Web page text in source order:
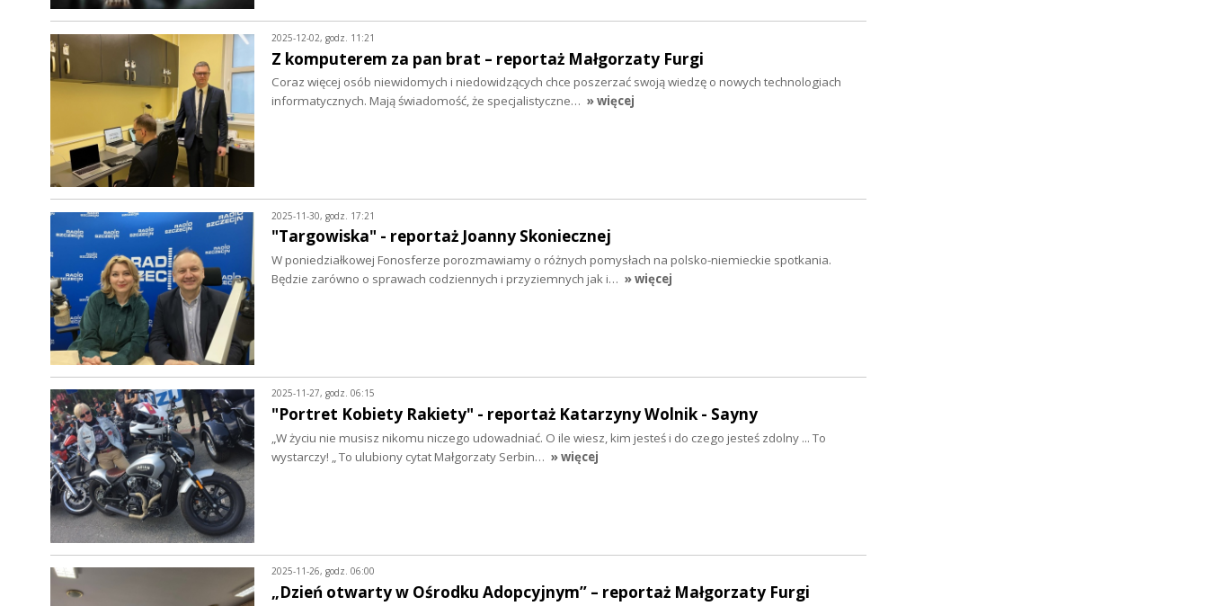
2025-12-02, godz. 11:21
Z komputerem za pan brat – reportaż Małgorzaty Furgi
Coraz więcej osób niewidomych i niedowidzących chce poszerzać swoją wiedzę o nowych technologiach
informatycznych. Mają świadomość, że specjalistyczne… » więcej
2025-11-30, godz. 17:21
"Targowiska" - reportaż Joanny Skoniecznej
W poniedziałkowej Fonosferze porozmawiamy o różnych pomysłach na polsko-niemieckie spotkania.
Będzie zarówno o sprawach codziennych i przyziemnych jak i… » więcej
2025-11-27, godz. 06:15
"Portret Kobiety Rakiety" - reportaż Katarzyny Wolnik - Sayny
„W życiu nie musisz nikomu niczego udowadniać. O ile wiesz, kim jesteś i do czego jesteś zdolny ... To
wystarczy! „ To ulubiony cytat Małgorzaty Serbin… » więcej
2025-11-26, godz. 06:00
„Dzień otwarty w Ośrodku Adopcyjnym” – reportaż Małgorzaty Furgi